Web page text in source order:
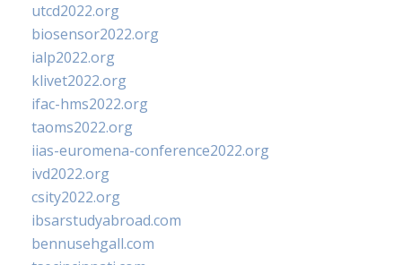
utcd2022.org
biosensor2022.org
ialp2022.org
klivet2022.org
ifac-hms2022.org
taoms2022.org
iias-euromena-conference2022.org
ivd2022.org
csity2022.org
ibsarstudyabroad.com
bennusehgall.com